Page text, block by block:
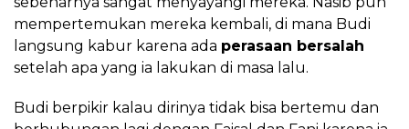
mempertemukan mereka kembali, di mana Budi
langsung kabur karena ada perasaan bersalah
setelah apa yang ia lakukan di masa lalu.
Budi berpikir kalau dirinya tidak bisa bertemu dan